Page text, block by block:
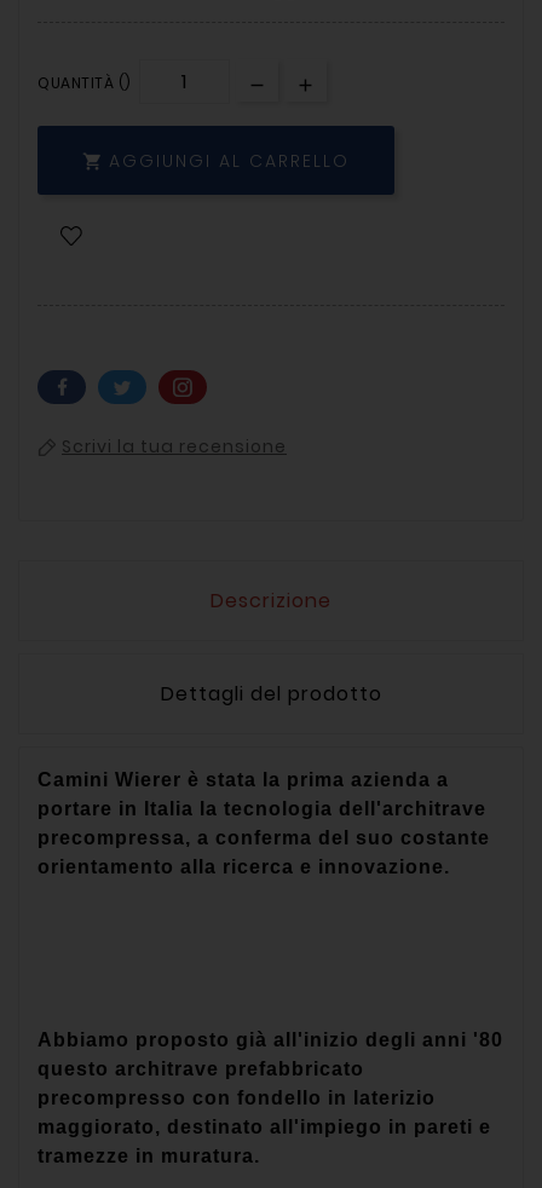
QUANTITÀ ()
 AGGIUNGI AL CARRELLO
Scrivi la tua recensione
Descrizione
Dettagli del prodotto
Camini Wierer è stata la prima azienda a
portare in Italia la tecnologia dell'architrave
precompressa, a conferma del suo costante
orientamento alla ricerca e innovazione.
Abbiamo proposto già all'inizio degli anni '80
questo architrave prefabbricato
precompresso con fondello in laterizio
maggiorato, destinato all'impiego in pareti e
tramezze in muratura.